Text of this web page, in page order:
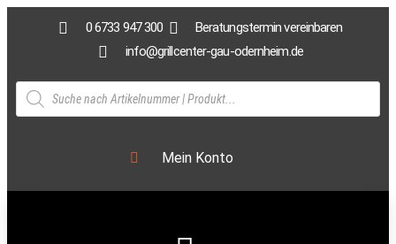
0 6733 947 300
Beratungstermin vereinbaren
info@grillcenter-gau-odernheim.de
Mein Konto